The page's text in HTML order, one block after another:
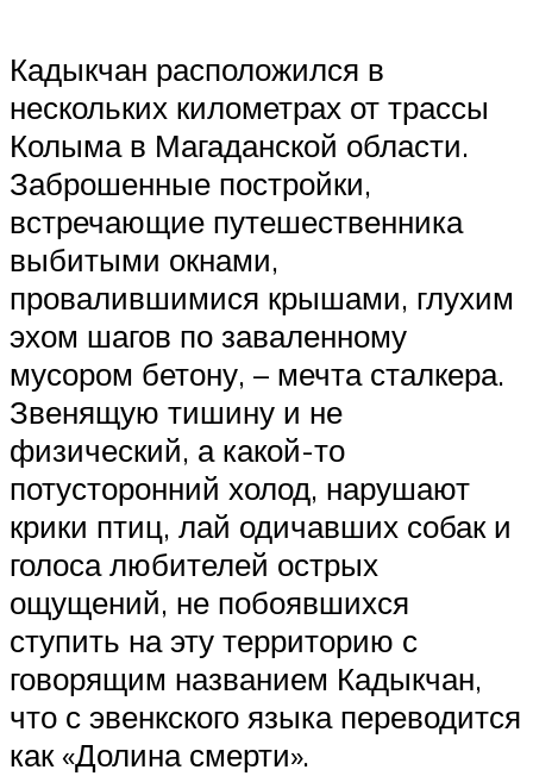
Кадыкчан расположился в
нескольких километрах от трассы
Колыма в Магаданской области.
Заброшенные постройки,
встречающие путешественника
выбитыми окнами,
провалившимися крышами, глухим
эхом шагов по заваленному
мусором бетону, – мечта сталкера.
Звенящую тишину и не
физический, а какой-то
потусторонний холод, нарушают
крики птиц, лай одичавших собак и
голоса любителей острых
ощущений, не побоявшихся
ступить на эту территорию с
говорящим названием Кадыкчан,
что с эвенкского языка переводится
как «Долина смерти».